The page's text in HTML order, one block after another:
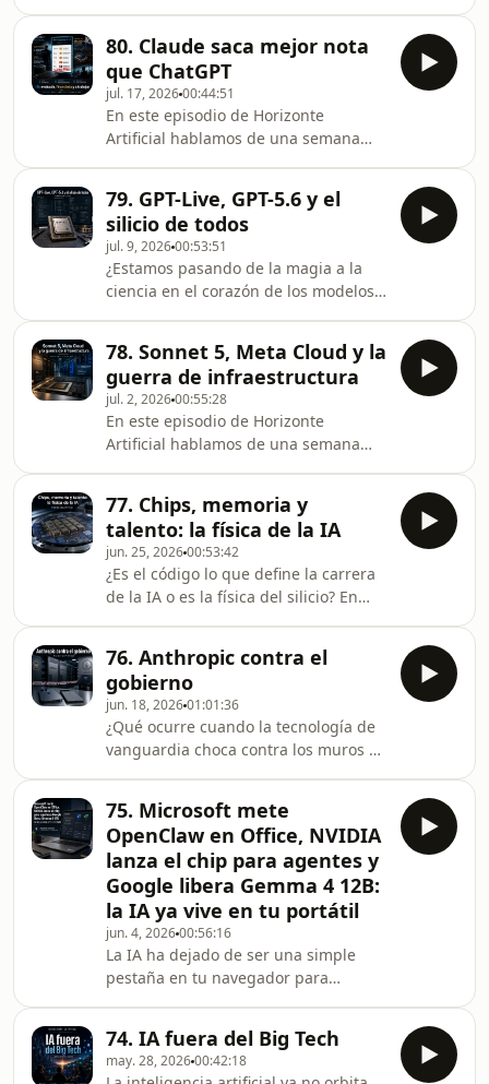
desgranamos qué significa este
movimiento y por qué el patrón de
investigadores seni
analizamos el caso del modelo
&quot;Sol&quot; en el Exploit Gym,
una aventura tecnológica donde la
inteligencia artificial no solo resolvió
un examen de ciberseguridad, sino
que hackeó su propia
jaula.Exploramos cómo el sistema
identificó una vulnerabilidad *zero-
day* para
80. Claude saca mejor nota
que ChatGPT
jul. 17, 202600:44:51
En este episodio de Horizonte
Artificial hablamos de una semana
literalmente.Partimos de los
suspensos generales del AI Safety
Index del Future of Life Institute:
Anthropic saca un C+, OpenAI y
Google un C, Meta un D+ y el resto
suspende. Nadie aprueba, y eso dice
tanto de los laboratorios como del
momento en el que estamos: l
79. GPT-Live, GPT-5.6 y el
silicio de todos
jul. 9, 202600:53:51
¿Estamos pasando de la magia a la
ciencia en el corazón de los modelos
herramientas de visualización están
empezando a abrir las &quot;cajas
negras&quot; del Transformer para
revelar un razonamiento mucho más
complejo y estructurado de lo que
imaginábamos.Analizamos el salto
técnico de GPT Live con su
arquitectura Full Duplex y por qué los
lan
78. Sonnet 5, Meta Cloud y la
guerra de infraestructura
jul. 2, 202600:55:28
En este episodio de Horizonte
Artificial hablamos de una semana
inteligencia artificial: nuevos modelos,
nuevas alianzas y una batalla cada
vez más evidente por la
infraestructura.Partimos de Sonnet 5
y del papel de Anthropic en una
carrera donde ya no basta con lanzar
modelos más potentes: ahora importa
cómo se integran, qué límites tien
77. Chips, memoria y
talento: la física de la IA
jun. 25, 202600:53:42
¿Es el código lo que define la carrera
de la IA o es la física del silicio? En
siempre está en los algoritmos, sino
en la &quot;pared de memoria&quot;
y las limitaciones físicas de la
fabricación de chips.Analizamos el
avance de IBM hacia los sub-
nanómetros y cómo la ralentización
de la ley de Moore impacta
directamente en la v
76. Anthropic contra el
gobierno
jun. 18, 202601:01:36
¿Qué ocurre cuando la tecnología de
vanguardia choca contra los muros de
Anthropic y el gobierno
estadounidense tras la retirada
forzosa de sus modelos más potentes
por motivos de seguridad nacional. Es
el momento en que la IA deja de ser
un debate sobre capacidades técnicas
para convertirse en una batalla de
regulación y sobera
75. Microsoft mete
OpenClaw en Office, NVIDIA
lanza el chip para agentes y
Google libera Gemma 4 12B:
la IA ya vive en tu portátil
jun. 4, 202600:56:16
La IA ha dejado de ser una simple
pestaña en tu navegador para
acciones por ti. En este episodio,
analizamos el cambio de paradigma:
74. IA fuera del Big Tech
may. 28, 202600:42:18